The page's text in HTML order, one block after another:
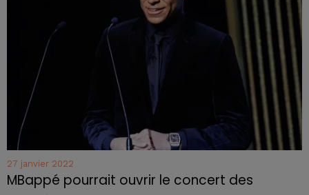
27 janvier 2022
MBappé pourrait ouvrir le concert des